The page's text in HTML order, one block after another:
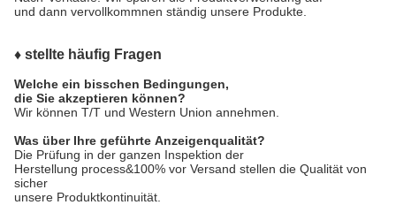
und dann vervollkommnen ständig unsere Produkte.
♦ stellte häufig Fragen
Welche ein bisschen Bedingungen,
die Sie akzeptieren können?
Wir können T/T und Western Union annehmen.
Was über Ihre geführte Anzeigenqualität?
Die Prüfung in der ganzen Inspektion der
Herstellung process&100% vor Versand stellen die Qualität von
sicher
unsere Produktkontinuität.